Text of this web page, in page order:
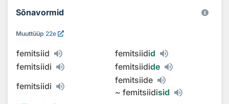
Sõnavormid
Muuttüüp 22e
femitsiid femitsiidid
femitsiidi
femitsiidide
femitsiidi
femitsiide
~ femitsiidisid